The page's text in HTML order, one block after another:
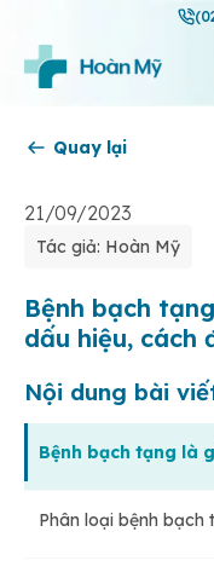
Quay lại
21/09/2023
Tác giả: Hoàn Mỹ
Bệnh bạch
dấu hiệu, cách
Nội dung bài
Bệnh bạch tạng là
Phân loại bệnh bạch